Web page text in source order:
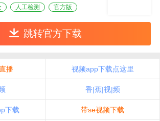
人工检测 官方版
跳转官方下载
播 视频app下载点这里
香|蕉|视|频
下载 带se视频下载